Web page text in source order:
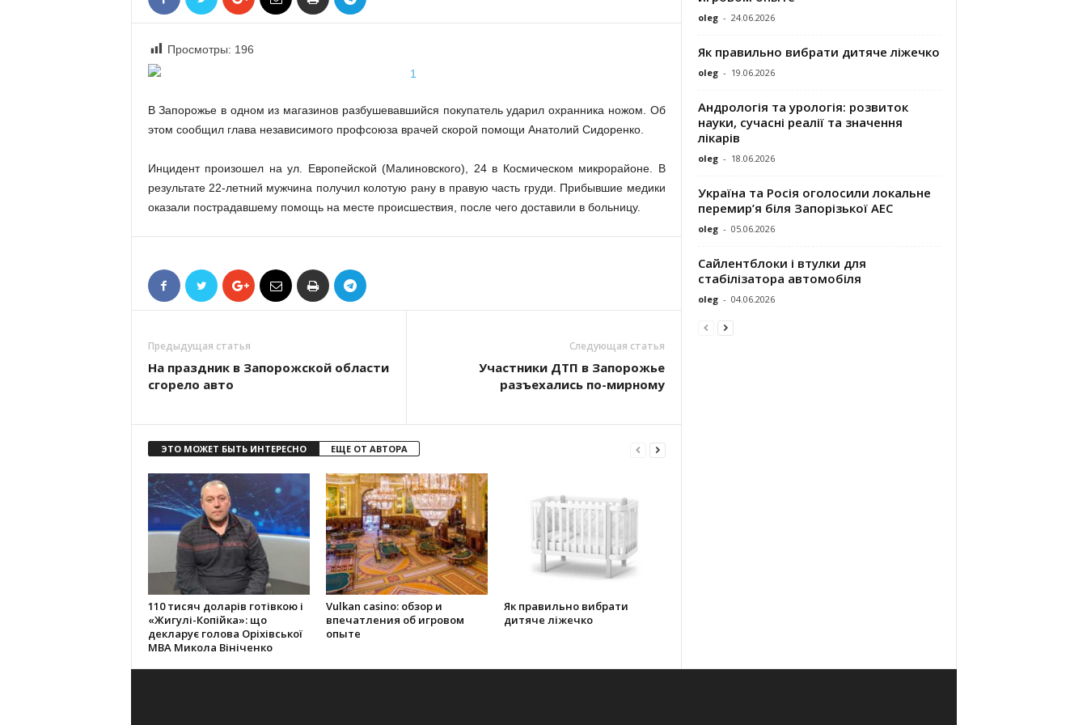
Просмотры: 196
В Запорожье в одном из магазинов разбушевавшийся покупатель ударил охранника ножом. Об
этом сообщил глава независимого профсоюза врачей скорой помощи Анатолий Сидоренко.
Инцидент произошел на ул. Европейской (Малиновского), 24 в Космическом микрорайоне. В
результате 22-летний мужчина получил колотую рану в правую часть груди. Прибывшие медики
оказали пострадавшему помощь на месте происшествия, после чего доставили в больницу.
Предыдущая статья
На праздник в Запорожской области
сгорело авто
Следующая статья
Участники ДТП в Запорожье
разъехались по-мирному
ЭТО МОЖЕТ БЫТЬ ИНТЕРЕСНО ЕЩЕ ОТ АВТОРА
110 тисяч доларів готівкою і
«Жигулі-Копійка»: що
декларує голова Оріхівської
МВА Микола Вініченко
Vulkan casino: обзор и
впечатления об игровом
опыте
Як правильно вибрати
дитяче ліжечко
oleg - 24.06.2026
Як правильно вибрати дитяче ліжечко
oleg - 19.06.2026
Андрологія та урологія: розвиток
науки, сучасні реалії та значення
лікарів
oleg - 18.06.2026
Україна та Росія оголосили локальне
перемир’я біля Запорізької АЕС
oleg - 05.06.2026
Сайлентблоки і втулки для
стабілізатора автомобіля
oleg - 04.06.2026